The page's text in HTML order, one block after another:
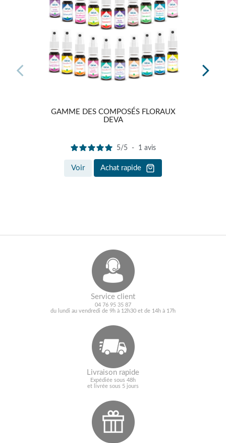
GAMME DES COMPOSÉS FLORAUX
DEVA
5/5 - 1 avis
Voir Achat rapide
Service client
04 76 95 35 87
du lundi au vendredi de 9h à 12h30 et de 14h à 17h
Livraison rapide
Expédiée sous 48h
et livrée sous 5 jours